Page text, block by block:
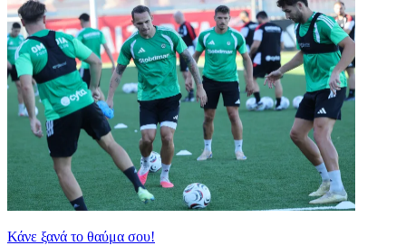
Κάνε ξανά το θαύμα σου!